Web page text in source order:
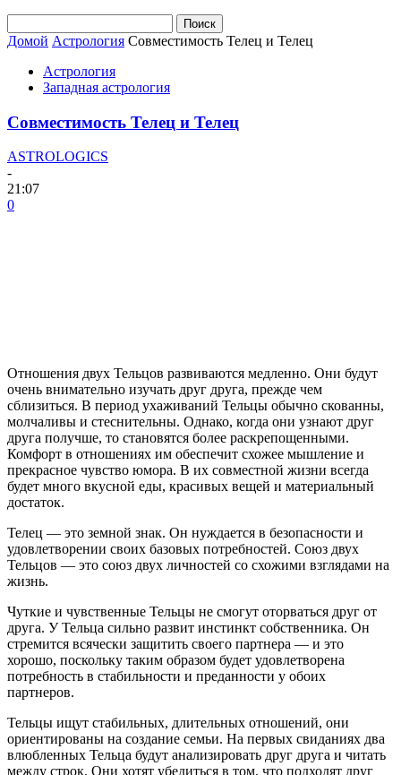
Домой Астрология Совместимость Телец и Телец
Астрология
Западная астрология
Совместимость Телец и Телец
ASTROLOGICS
-
21:07
0
Отношения двух Тельцов развиваются медленно. Они будут
очень внимательно изучать друг друга, прежде чем
сблизиться. В период ухаживаний Тельцы обычно скованны,
молчаливы и стеснительны. Однако, когда они узнают друг
друга получше, то становятся более раскрепощенными.
Комфорт в отношениях им обеспечит схожее мышление и
прекрасное чувство юмора. В их совместной жизни всегда
будет много вкусной еды, красивых вещей и материальный
достаток.
Телец — это земной знак. Он нуждается в безопасности и
удовлетворении своих базовых потребностей. Союз двух
Тельцов — это союз двух личностей со схожими взглядами на
жизнь.
Чуткие и чувственные Тельцы не смогут оторваться друг от
друга. У Тельца сильно развит инстинкт собственника. Он
стремится всячески защитить своего партнера — и это
хорошо, поскольку таким образом будет удовлетворена
потребность в стабильности и преданности у обоих
партнеров.
Тельцы ищут стабильных, длительных отношений, они
ориентированы на создание семьи. На первых свиданиях два
влюбленных Тельца будут анализировать друг друга и читать
между строк. Они хотят убедиться в том, что подходят друг